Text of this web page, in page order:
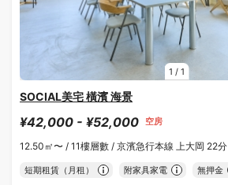
1 / 1
SOCIAL美宅 橫濱 海景
¥42,000 - ¥52,000 空房
12.50㎡〜 / 11樓層數 / 京濱急行本線 上大岡 22分
短期租賃（月租） 附家具家電 無押金